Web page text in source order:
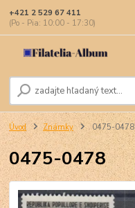
+421 2 529 67 411
(Po - Pia: 10:00 - 17:30)
Úvod Známky 0475-0478
0475-0478